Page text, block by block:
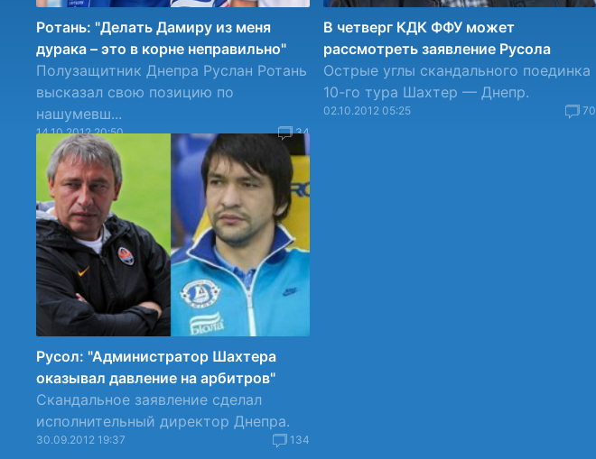
Ротань: "Делать Дамиру из меня
дурака – это в корне неправильно"
Полузащитник Днепра Руслан Ротань
высказал свою позицию по
нашумевш...
14.10.2012 20:50 34
В четверг КДК ФФУ может
рассмотреть заявление Русола
Острые углы скандального поединка
10-го тура Шахтер — Днепр.
02.10.2012 05:25 70
Русол: "Администратор Шахтера
оказывал давление на арбитров"
Скандальное заявление сделал
исполнительный директор Днепра.
30.09.2012 19:37 134